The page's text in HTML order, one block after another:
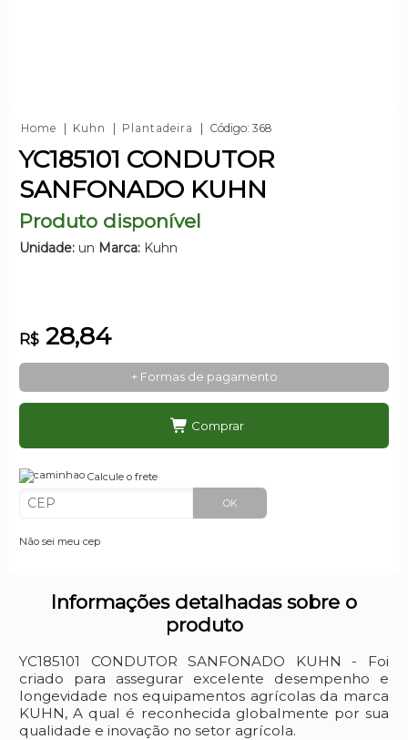
Home Kuhn Plantadeira Código: 368
YC185101 CONDUTOR
SANFONADO KUHN
Produto disponível
Unidade:un Marca:Kuhn
R$28,84
+ Formas de pagamento
Comprar
Calcule o frete
OK
Não sei meu cep
Informações detalhadas sobre o
produto
YC185101 CONDUTOR SANFONADO KUHN - Foi
criado para assegurar excelente desempenho e
longevidade nos equipamentos agrícolas da marca
KUHN, A qual é reconhecida globalmente por sua
qualidade e inovação no setor agrícola.